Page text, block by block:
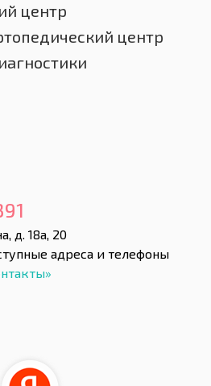
центр
центр
д. 18а, 20
адреса и телефоны